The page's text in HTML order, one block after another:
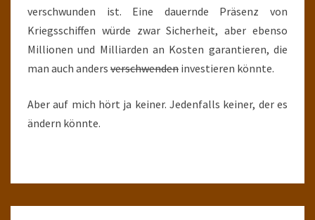
verschwunden ist. Eine dauernde Präsenz von
Kriegsschiffen würde zwar Sicherheit, aber ebenso
Millionen und Milliarden an Kosten garantieren, die
man auch anders verschwenden investieren könnte.
Aber auf mich hört ja keiner. Jedenfalls keiner, der es
ändern könnte.